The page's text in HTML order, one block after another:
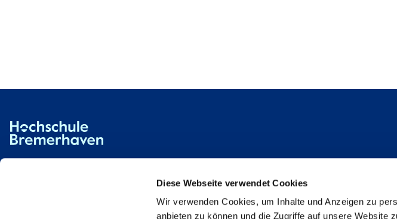
Diese Webseite verwendet Cookies
Wir verwenden Cookies, um Inhalte und Anzeigen zu
anbieten zu können und die Zugriffe auf unsere Website